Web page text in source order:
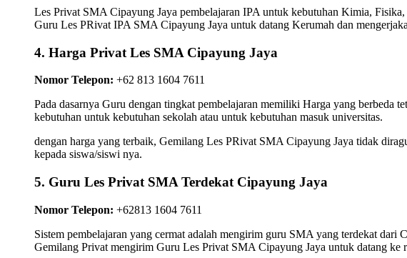
Les Privat SMA Cipayung Jaya pembelajaran IPA untuk kebutuhan Kimia,
Guru Les PRivat IPA SMA Cipayung Jaya untuk datang Kerumah dan
4. Harga Privat Les SMA Cipayung Jaya
Nomor Telepon: +62 813 1604 7611
Pada dasarnya Guru dengan tingkat pembelajaran memiliki Harga yang
kebutuhan untuk kebutuhan sekolah atau untuk kebutuhan masuk universitas.
dengan harga yang terbaik, Gemilang Les PRivat SMA Cipayung Jaya tidak
kepada siswa/siswi nya.
5. Guru Les Privat SMA Terdekat Cipayung Jaya
Nomor Telepon: +62813 1604 7611
Sistem pembelajaran yang cermat adalah mengirim guru SMA yang terdekat
Gemilang Privat mengirim Guru Les Privat SMA Cipayung Jaya untuk datang ke